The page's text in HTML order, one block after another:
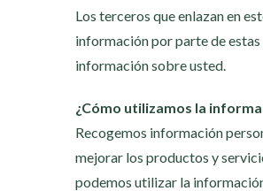
Los terceros que enlazan en
información por parte de
información sobre usted.
¿Cómo utilizamos la
Recogemos información
mejorar los productos y
podemos utilizar la